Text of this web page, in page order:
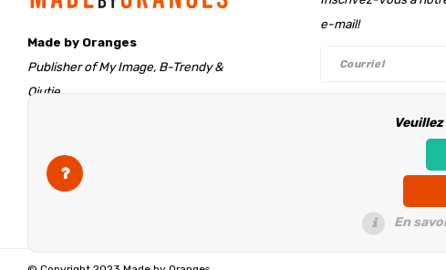
Made by Oranges
Publisher of My Image, B-Trendy &
Qjutie
The Netherlands
info@madebyoranges.com
e-mail!
Suivez-nous
En